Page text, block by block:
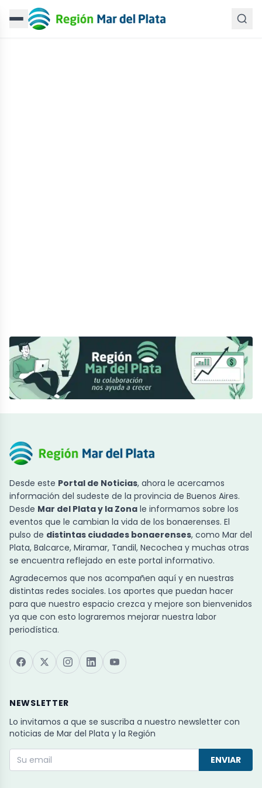
Desde este Portal de Noticias, ahora le acercamos
información del sudeste de la provincia de Buenos Aires.
Desde Mar del Plata y la Zona le informamos sobre los
eventos que le cambian la vida de los bonaerenses. El
pulso de distintas ciudades bonaerenses, como Mar del
Plata, Balcarce, Miramar, Tandil, Necochea y muchas otras
se encuentra reflejado en este portal informativo.
Agradecemos que nos acompañen aquí y en nuestras
distintas redes sociales. Los aportes que puedan hacer
para que nuestro espacio crezca y mejore son bienvenidos
ya que con esto lograremos mejorar nuestra labor
periodística.
NEWSLETTER
Lo invitamos a que se suscriba a nuestro newsletter con
noticias de Mar del Plata y la Región
ENVIAR